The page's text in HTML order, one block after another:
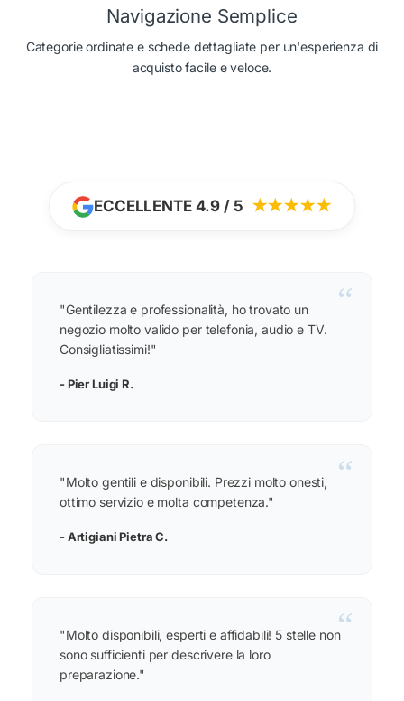
Navigazione Semplice
Categorie ordinate e schede dettagliate per un'esperienza di
acquisto facile e veloce.
ECCELLENTE 4.9 / 5 ★★★★★
“
"Gentilezza e professionalità, ho trovato un
negozio molto valido per telefonia, audio e TV.
Consigliatissimi!"
- Pier Luigi R.
“
"Molto gentili e disponibili. Prezzi molto onesti,
ottimo servizio e molta competenza."
- Artigiani Pietra C.
“
"Molto disponibili, esperti e affidabili! 5 stelle non
sono sufficienti per descrivere la loro
preparazione."